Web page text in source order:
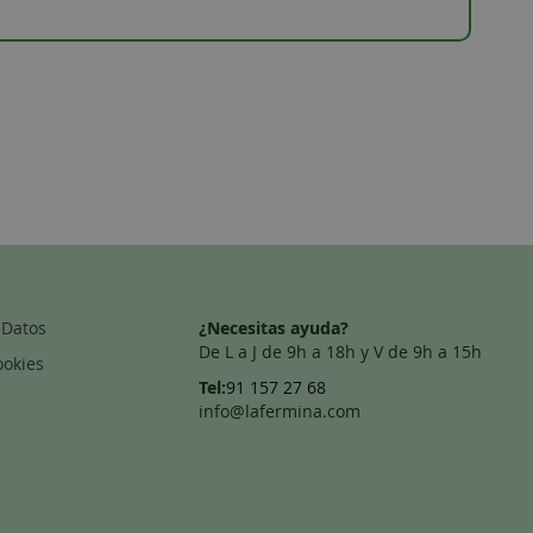
¿Necesitas ayuda?
De L a J de 9h a 18h y V de 9h a 15h
Tel:91 157 27 68
info@lafermina.com